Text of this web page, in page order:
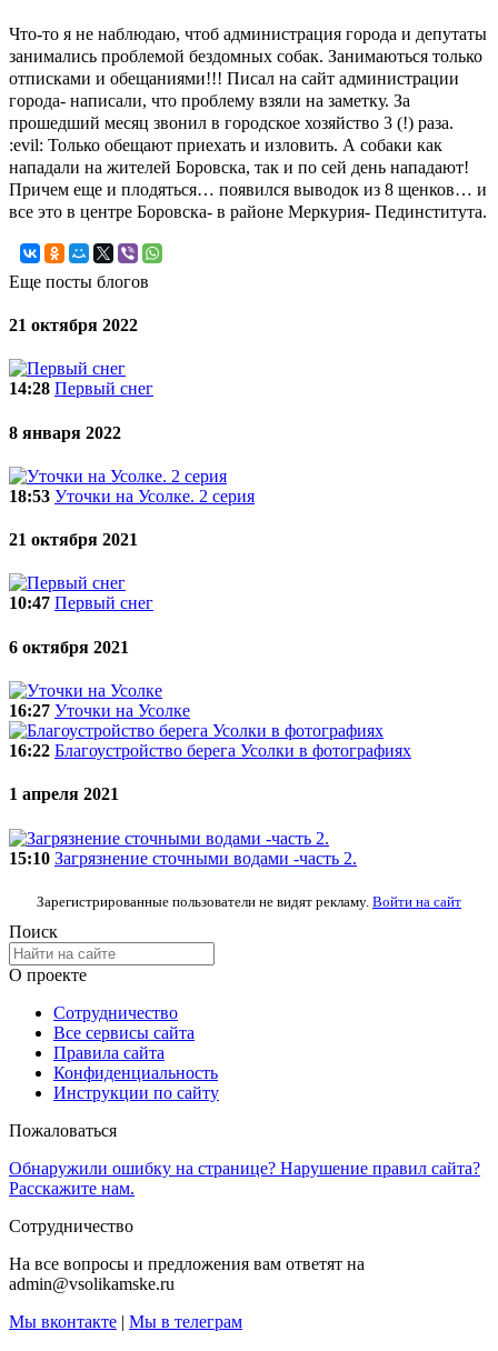
Что-то я не наблюдаю, чтоб администрация города и депутаты
занимались проблемой бездомных собак. Занимаються только
отписками и обещаниями!!! Писал на сайт администрации
города- написали, что проблему взяли на заметку. За
прошедший месяц звонил в городское хозяйство 3 (!) раза.
:evil: Только обещают приехать и изловить. А собаки как
нападали на жителей Боровска, так и по сей день нападают!
Причем еще и плодяться… появился выводок из 8 щенков… и
все это в центре Боровска- в районе Меркурия- Пединститута.
Еще посты блогов
21 октября 2022
14:28 Первый снег
8 января 2022
18:53 Уточки на Усолке. 2 серия
21 октября 2021
10:47 Первый снег
6 октября 2021
16:27 Уточки на Усолке
16:22 Благоустройство берега Усолки в фотографиях
1 апреля 2021
15:10 Загрязнение сточными водами -часть 2.
Зарегистрированные пользователи не видят рекламу. Войти на сайт
Поиск
О проекте
Сотрудничество
Все сервисы сайта
Правила сайта
Конфиденциальность
Инструкции по сайту
Пожаловаться
Обнаружили ошибку на странице? Нарушение правил сайта?
Расскажите нам.
Сотрудничество
На все вопросы и предложения вам ответят на
admin@vsolikamske.ru
Мы вконтакте | Мы в телеграм